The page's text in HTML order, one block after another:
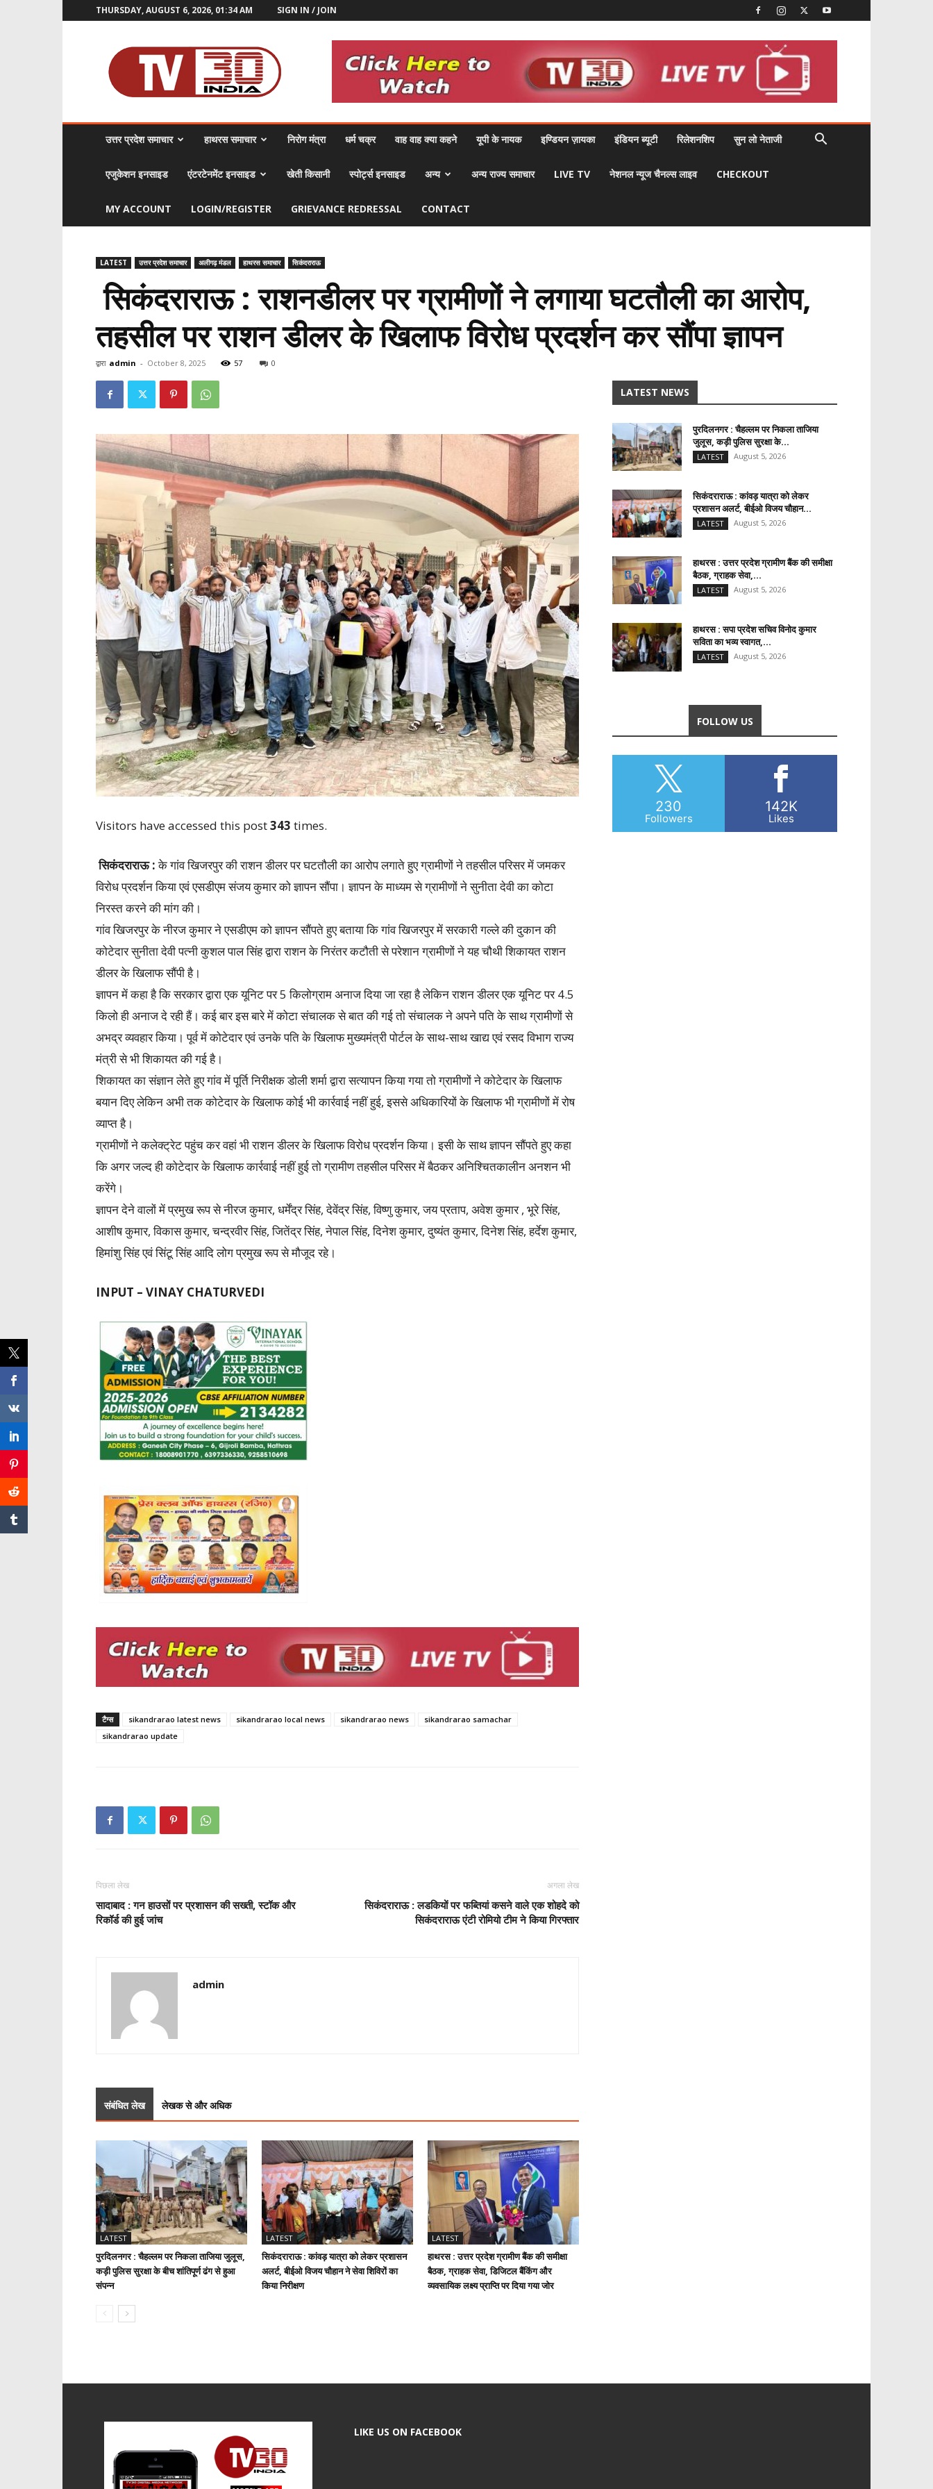
THURSDAY, AUGUST 6, 2026, 01:34 AM SIGN IN / JOIN
India
उत्तर प्रदेश समाचार हाथरस समाचार निरोग मंत्रा धर्म चक्र वाह वाह क्या कहने यूपी के नायक इण्डियन ज़ायका इंडियन ब्यूटी रिलेशनशिप सुन लो नेताजी
एजुकेशन इनसाइड एंटरटेनमेंट इनसाइड खेती किसानी स्पोर्ट्स इनसाइड अन्य अन्य राज्य समाचार LIVE TV नेशनल न्यूज चैनल्स लाइव CHECKOUT
MY ACCOUNT LOGIN/REGISTER GRIEVANCE REDRESSAL CONTACT
LATEST उत्तर प्रदेश समाचार अलीगढ़ मंडल हाथरस समाचार सिकंदराराऊ
सिकंदराराऊ : राशनडीलर पर ग्रामीणों ने लगाया घटतौली का आरोप,
तहसील पर राशन डीलर के खिलाफ विरोध प्रदर्शन कर सौंपा ज्ञापन
द्वारा admin - October 8, 2025 57 0
Visitors have accessed this post343 times.
सिकंदराराऊ :के गांव खिजरपुर की राशन डीलर पर घटतौली का आरोप लगाते हुए ग्रामीणों ने तहसील परिसर में जमकर
विरोध प्रदर्शन किया एवं एसडीएम संजय कुमार को ज्ञापन सौंपा। ज्ञापन के माध्यम से ग्रामीणों ने सुनीता देवी का कोटा
निरस्त करने की मांग की।
गांव खिजरपुर के नीरज कुमार ने एसडीएम को ज्ञापन सौंपते हुए बताया कि गांव खिजरपुर में सरकारी गल्ले की दुकान की
कोटेदार सुनीता देवी पत्नी कुशल पाल सिंह द्वारा राशन के निरंतर कटौती से परेशान ग्रामीणों ने यह चौथी शिकायत राशन
डीलर के खिलाफ सौंपी है।
ज्ञापन में कहा है कि सरकार द्वारा एक यूनिट पर 5 किलोग्राम अनाज दिया जा रहा है लेकिन राशन डीलर एक यूनिट पर 4.5
किलो ही अनाज दे रही हैं। कई बार इस बारे में कोटा संचालक से बात की गई तो संचालक ने अपने पति के साथ ग्रामीणों से
अभद्र व्यवहार किया। पूर्व में कोटेदार एवं उनके पति के खिलाफ मुख्यमंत्री पोर्टल के साथ-साथ खाद्य एवं रसद विभाग राज्य
मंत्री से भी शिकायत की गई है।
शिकायत का संज्ञान लेते हुए गांव में पूर्ति निरीक्षक डोली शर्मा द्वारा सत्यापन किया गया तो ग्रामीणों ने कोटेदार के खिलाफ
बयान दिए लेकिन अभी तक कोटेदार के खिलाफ कोई भी कार्रवाई नहीं हुई, इससे अधिकारियों के खिलाफ भी ग्रामीणों में रोष
व्याप्त है।
ग्रामीणों ने कलेक्ट्रेट पहुंच कर वहां भी राशन डीलर के खिलाफ विरोध प्रदर्शन किया। इसी के साथ ज्ञापन सौंपते हुए कहा
कि अगर जल्द ही कोटेदार के खिलाफ कार्रवाई नहीं हुई तो ग्रामीण तहसील परिसर में बैठकर अनिश्चितकालीन अनशन भी
करेंगे।
ज्ञापन देने वालों में प्रमुख रूप से नीरज कुमार, धर्मेंद्र सिंह, देवेंद्र सिंह, विष्णु कुमार, जय प्रताप, अवेश कुमार , भूरे सिंह,
आशीष कुमार, विकास कुमार, चन्द्रवीर सिंह, जितेंद्र सिंह, नेपाल सिंह, दिनेश कुमार, दुष्यंत कुमार, दिनेश सिंह, हर्देश कुमार,
हिमांशु सिंह एवं सिंटू सिंह आदि लोग प्रमुख रूप से मौजूद रहे।
INPUT – VINAY CHATURVEDI
टैग्स sikandrarao latest news sikandrarao local news sikandrarao news
sikandrarao samachar
sikandrarao update
पिछला लेख
सादाबाद : गन हाउसों पर प्रशासन की सख्ती, स्टॉक और
रिकॉर्ड की हुई जांच
अगला लेख
सिकंदराराऊ : लडकियों पर फब्तियां कसने वाले एक शोहदे को
सिकंदराराऊ एंटी रोमियो टीम ने किया गिरफ्तार
admin
संबंधित लेख लेखक से और अधिक
LATEST
पुरदिलनगर : चैहल्लम पर निकला ताजिया जुलूस,
कड़ी पुलिस सुरक्षा के बीच शांतिपूर्ण ढंग से हुआ
संपन्न
LATEST
सिकंदराराऊ : कांवड़ यात्रा को लेकर प्रशासन
अलर्ट, बीईओ विजय चौहान ने सेवा शिविरों का
किया निरीक्षण
LATEST
हाथरस : उत्तर प्रदेश ग्रामीण बैंक की समीक्षा
बैठक, ग्राहक सेवा, डिजिटल बैंकिंग और
व्यवसायिक लक्ष्य प्राप्ति पर दिया गया जोर
LATEST NEWS
पुरदिलनगर : चैहल्लम पर निकला ताजिया
जुलूस, कड़ी पुलिस सुरक्षा के...
LATEST August 5, 2026
सिकंदराराऊ : कांवड़ यात्रा को लेकर
प्रशासन अलर्ट, बीईओ विजय चौहान...
LATEST August 5, 2026
हाथरस : उत्तर प्रदेश ग्रामीण बैंक की समीक्षा
बैठक, ग्राहक सेवा,...
LATEST August 5, 2026
हाथरस : सपा प्रदेश सचिव विनोद कुमार
सविता का भव्य स्वागत,...
LATEST August 5, 2026
FOLLOW US
230
Followers
142K
Likes
LIKE US ON FACEBOOK